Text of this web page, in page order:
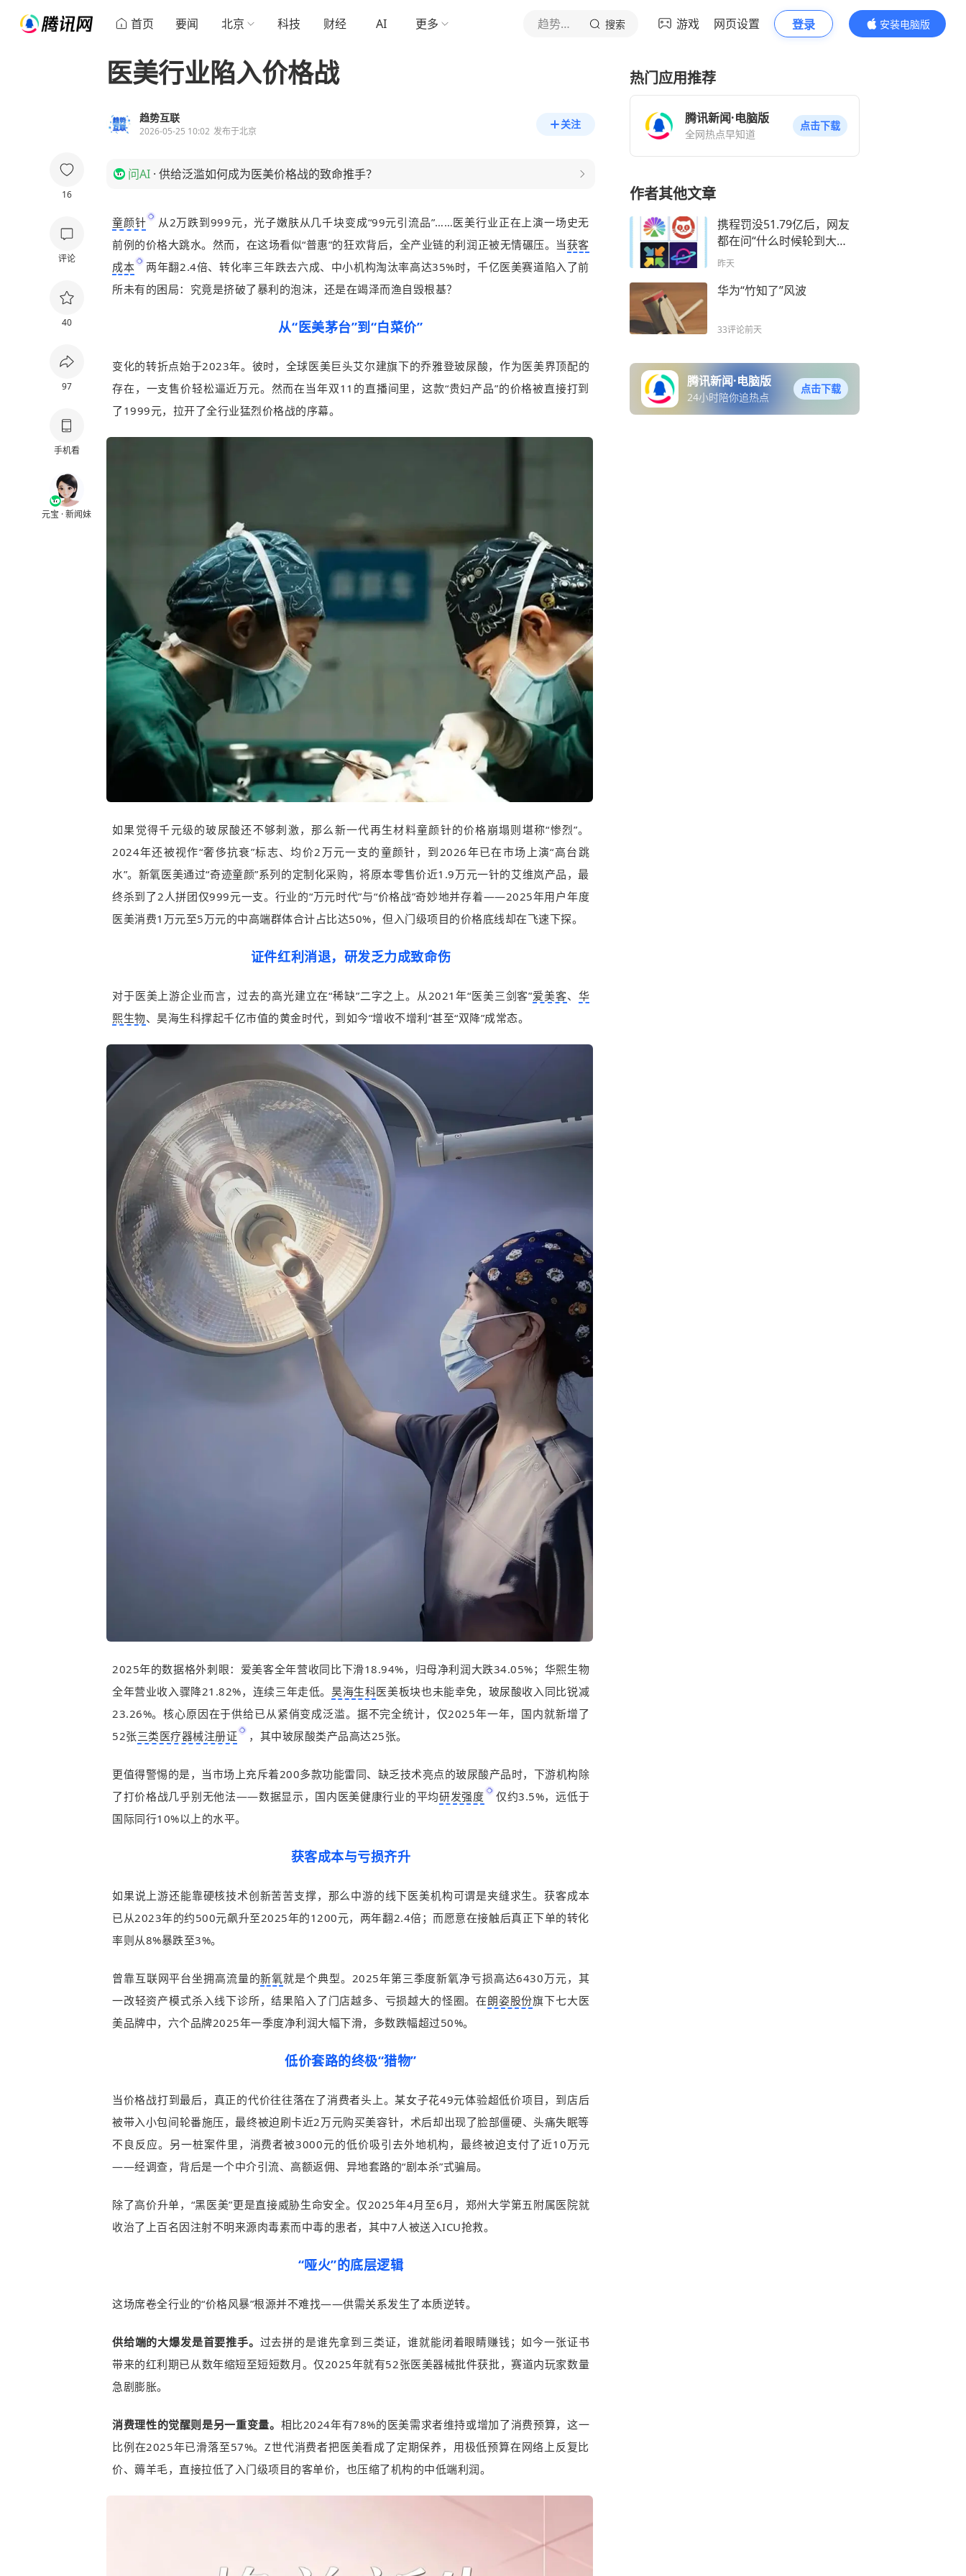
首页 要闻 北京 科技 财经 AI 更多 趋势互联 搜索 游戏 网页设置 登录
安装电脑版
内容更精彩
16
评论
40
97
手机看
元宝 · 新闻妹
医美行业陷入价格战
趋势互联
2026-05-25 10:02 发布于北京
关注
问AI · 供给泛滥如何成为医美价格战的致命推手？
童颜针
从2万跌到999元，光子嫩肤从几千块变成“99元引流品”……医美行业正在上演一场史无
前例的价格大跳水。然而，在这场看似“普惠”的狂欢背后，全产业链的利润正被无情碾压。当获客
成本
两年翻2.4倍、转化率三年跌去六成、中小机构淘汰率高达35%时，千亿医美赛道陷入了前
所未有的困局：究竟是挤破了暴利的泡沫，还是在竭泽而渔自毁根基？
从“医美茅台”到“白菜价”
变化的转折点始于2023年。彼时，全球医美巨头艾尔建旗下的乔雅登玻尿酸，作为医美界顶配的
存在，一支售价轻松逼近万元。然而在当年双11的直播间里，这款“贵妇产品”的价格被直接打到
了1999元，拉开了全行业猛烈价格战的序幕。
如果觉得千元级的玻尿酸还不够刺激，那么新一代再生材料童颜针的价格崩塌则堪称“惨烈”。
2024年还被视作“奢侈抗衰”标志、均价2万元一支的童颜针，到2026年已在市场上演“高台跳
水”。新氧医美通过“奇迹童颜”系列的定制化采购，将原本零售价近1.9万元一针的艾维岚产品，最
终杀到了2人拼团仅999元一支。行业的“万元时代”与“价格战”奇妙地并存着——2025年用户年度
医美消费1万元至5万元的中高端群体合计占比达50%，但入门级项目的价格底线却在飞速下探。
证件红利消退，研发乏力成致命伤
对于医美上游企业而言，过去的高光建立在“稀缺”二字之上。从2021年“医美三剑客”爱美客、 华
熙生物、昊海生科撑起千亿市值的黄金时代，到如今“增收不增利”甚至“双降”成常态。
2025年的数据格外刺眼：爱美客全年营收同比下滑18.94%，归母净利润大跌34.05%；华熙生物
全年营业收入骤降21.82%，连续三年走低。 昊海生科医美板块也未能幸免，玻尿酸收入同比锐减
23.26%。核心原因在于供给已从紧俏变成泛滥。据不完全统计，仅2025年一年，国内就新增了
52张三类医疗器械注册证 ，其中玻尿酸类产品高达25张。
更值得警惕的是，当市场上充斥着200多款功能雷同、缺乏技术亮点的玻尿酸产品时，下游机构除
了打价格战几乎别无他法——数据显示，国内医美健康行业的平均研发强度
仅约3.5%，远低于
国际同行10%以上的水平。
获客成本与亏损齐升
如果说上游还能靠硬核技术创新苦苦支撑，那么中游的线下医美机构可谓是夹缝求生。获客成本
已从2023年的约500元飙升至2025年的1200元，两年翻2.4倍；而愿意在接触后真正下单的转化
率则从8%暴跌至3%。
曾靠互联网平台坐拥高流量的新氧就是个典型。2025年第三季度新氧净亏损高达6430万元，其
一改轻资产模式杀入线下诊所，结果陷入了门店越多、亏损越大的怪圈。在朗姿股份旗下七大医
美品牌中，六个品牌2025年一季度净利润大幅下滑，多数跌幅超过50%。
低价套路的终极“猎物”
当价格战打到最后，真正的代价往往落在了消费者头上。某女子花49元体验超低价项目，到店后
被带入小包间轮番施压，最终被迫刷卡近2万元购买美容针，术后却出现了脸部僵硬、头痛失眠等
不良反应。另一桩案件里，消费者被3000元的低价吸引去外地机构，最终被迫支付了近10万元
——经调查，背后是一个中介引流、高额返佣、异地套路的“剧本杀”式骗局。
除了高价升单，“黑医美”更是直接威胁生命安全。仅2025年4月至6月，郑州大学第五附属医院就
收治了上百名因注射不明来源肉毒素而中毒的患者，其中7人被送入ICU抢救。
“哑火”的底层逻辑
这场席卷全行业的“价格风暴”根源并不难找——供需关系发生了本质逆转。
供给端的大爆发是首要推手。 过去拼的是谁先拿到三类证，谁就能闭着眼睛赚钱；如今一张证书
带来的红利期已从数年缩短至短短数月。仅2025年就有52张医美器械批件获批，赛道内玩家数量
急剧膨胀。
消费理性的觉醒则是另一重变量。 相比2024年有78%的医美需求者维持或增加了消费预算，这一
比例在2025年已滑落至57%。Z世代消费者把医美看成了定期保养，用极低预算在网络上反复比
价、薅羊毛，直接拉低了入门级项目的客单价，也压缩了机构的中低端利润。
热门应用推荐
腾讯新闻·电脑版
全网热点早知道
点击下载
作者其他文章
携程罚没51.79亿后，网友
都在问“什么时候轮到大
麦？”
昨天
华为“竹知了”风波
33评论前天
腾讯新闻·电脑版
24小时陪你追热点
点击下载